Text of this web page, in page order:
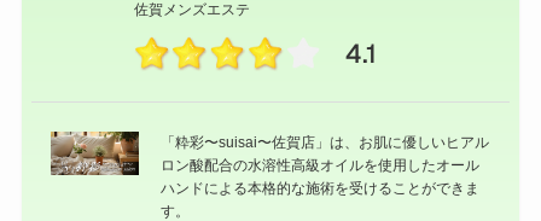
佐賀メンズエステ
4.1
「粋彩〜suisai〜佐賀店」は、お肌に優しいヒアル
ロン酸配合の水溶性高級オイルを使用したオール
ハンドによる本格的な施術を受けることができま
す。